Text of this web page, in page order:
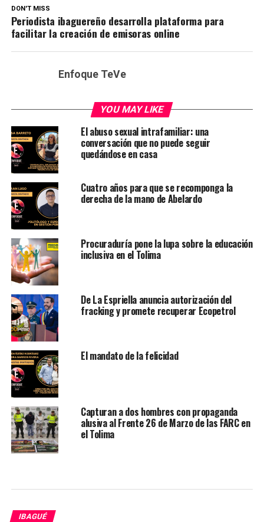
DON'T MISS
Periodista ibaguereño desarrolla plataforma para
facilitar la creación de emisoras online
Enfoque TeVe
YOU MAY LIKE
El abuso sexual intrafamiliar: una
conversación que no puede seguir
quedándose en casa
Cuatro años para que se recomponga la
derecha de la mano de Abelardo
Procuraduría pone la lupa sobre la educación
inclusiva en el Tolima
De La Espriella anuncia autorización del
fracking y promete recuperar Ecopetrol
El mandato de la felicidad
Capturan a dos hombres con propaganda
alusiva al Frente 26 de Marzo de las FARC en
el Tolima
IBAGUÉ